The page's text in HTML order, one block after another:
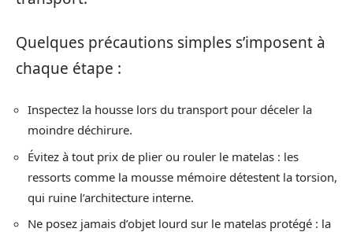
Quelques précautions simples s’imposent à
chaque étape :
Inspectez la housse lors du transport pour déceler la
moindre déchirure.
Évitez à tout prix de plier ou rouler le matelas : les
ressorts comme la mousse mémoire détestent la torsion,
qui ruine l’architecture interne.
Ne posez jamais d’objet lourd sur le matelas protégé : la